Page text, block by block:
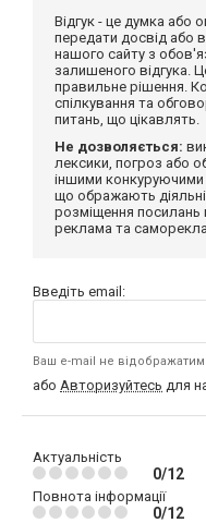
Відгук - це думка або
передати досвід або
нашого сайту з
залишеного відгука.
правильне рішення.
спілкування та
питань, що цікавлять.
Не дозволяється:
лексики, погроз або
іншими конкуруючими
що ображають
розміщення посилань
реклама та
Введіть email:
Ваш e-mail не
або Авторизуйтесь для
Актуальність
0/12
Повнота інформації
0/12